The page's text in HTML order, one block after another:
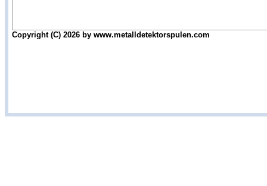
Copyright (C) 2026 by www.metalldetektorspulen.com